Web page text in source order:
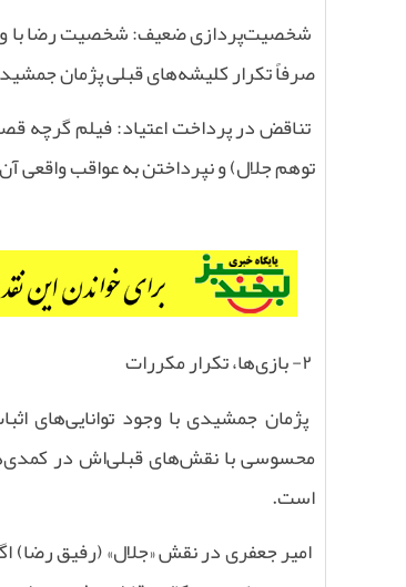
شخصیت‌پردازی ضعیف: شخصیت رضا با وجود
صرفاً تکرار کلیشه‌های قبلی پژمان
تناقض در پرداخت اعتیاد: فیلم گرچه
توهم جلال) و نپرداختن به عواقب
۲- بازی‌ها، تکرار مکررات
پژمان جمشیدی با وجود توانایی‌های
محسوسی با نقش‌های قبلی‌اش در
است.
امیر جعفری در نقش «جلال» (رفیق رضا)